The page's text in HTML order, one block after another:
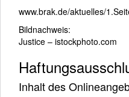
www.brak.de/aktuelles/
Bildnachweis:
Justice – istockphoto.com
Inhalt des